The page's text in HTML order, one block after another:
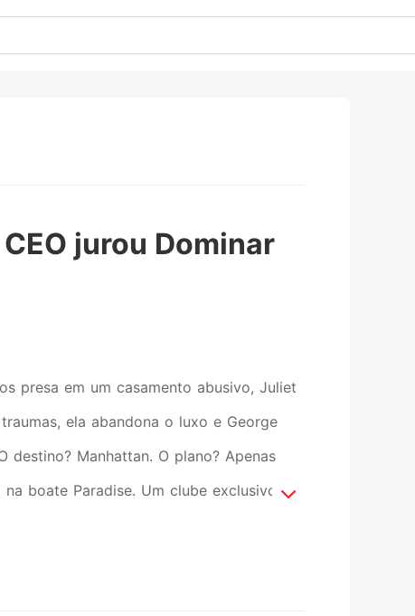
jurou Dominar
presa em um casamento abusivo, Juliet
ela abandona o luxo e George
destino? Manhattan. O plano? Apenas
boate Paradise. Um clube exclusivo de
ela usa uma máscara, como se fosse
dominador implacável e sócio do clube.